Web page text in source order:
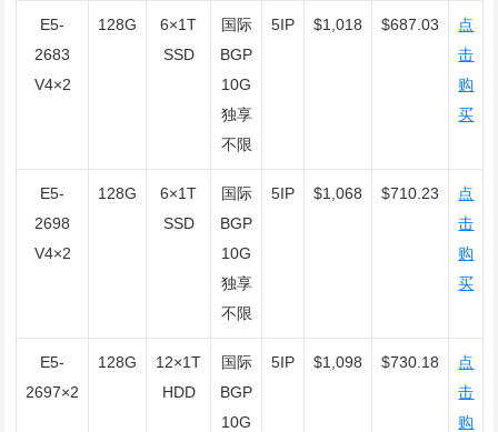
E5-
2683
V4×2
128G
6×1T
SSD
国际
BGP
10G
独享
不限
5IP $1,018 $687.03
点
击
购
买
E5-
2698
V4×2
128G
6×1T
SSD
国际
BGP
10G
独享
不限
5IP $1,068 $710.23
点
击
购
买
E5-
2697×2
128G
12×1T
HDD
国际
BGP
10G
5IP $1,098 $730.18
点
击
购